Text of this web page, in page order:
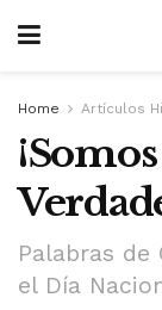
Home Artículos
Palabras
el Día